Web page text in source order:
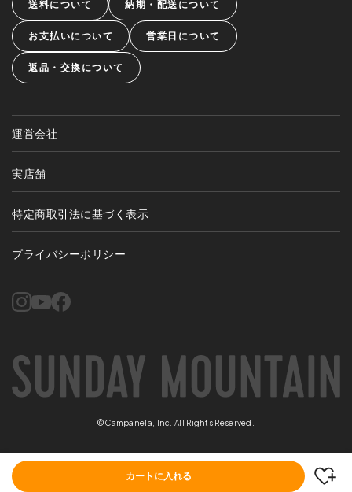
送料について 納期・配送について
お支払いについて 営業日について
返品・交換について
運営会社
実店舗
特定商取引法に基づく表示
プライバシーポリシー
©Campanela, Inc. All Rights Reserved.
カートに入れる